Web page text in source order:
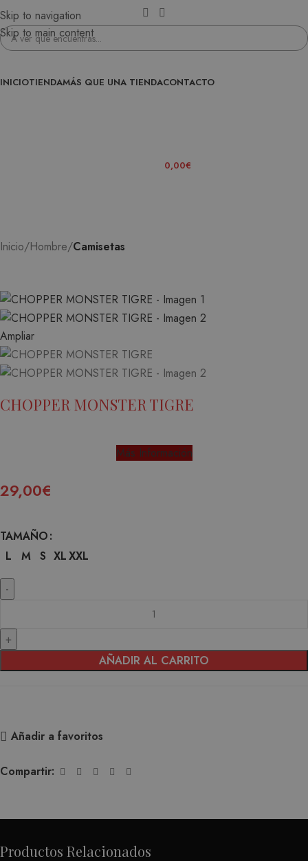
Skip to navigation
Skip to main content
INICIOTIENDAMÁS QUE UNA TIENDACONTACTO
0,00€
Inicio Hombre Camisetas
Ampliar
CHOPPER MONSTER TIGRE
Más Información
29,00€
TAMAÑO
L
M S XLXXL
AÑADIR AL CARRITO
Añadir a favoritos
Compartir:
Productos Relacionados